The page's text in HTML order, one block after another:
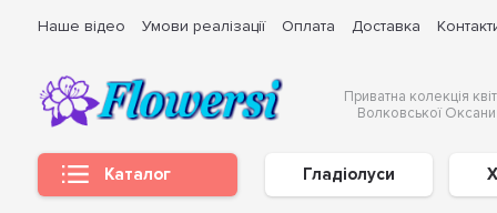
Наше відео Умови реалізації Оплата Доставка
Приватна колекція
Волковської Оксани
Каталог Гладіолуси